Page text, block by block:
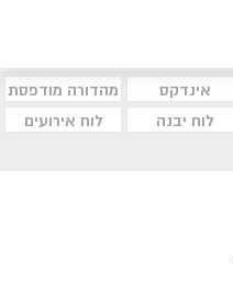
אינדקס
מהדורה מודפסת
לוח יבנה
לוח אירועים